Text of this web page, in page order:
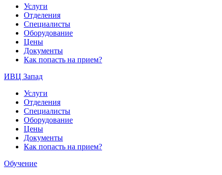
Услуги
Отделения
Специалисты
Оборудование
Цены
Документы
Как попасть на прием?
ИВЦ Запад
Услуги
Отделения
Специалисты
Оборудование
Цены
Документы
Как попасть на прием?
Обучение